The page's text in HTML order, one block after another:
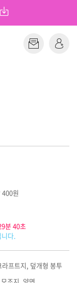
400원
분 40초
다.
프트지, 덮개형 봉투